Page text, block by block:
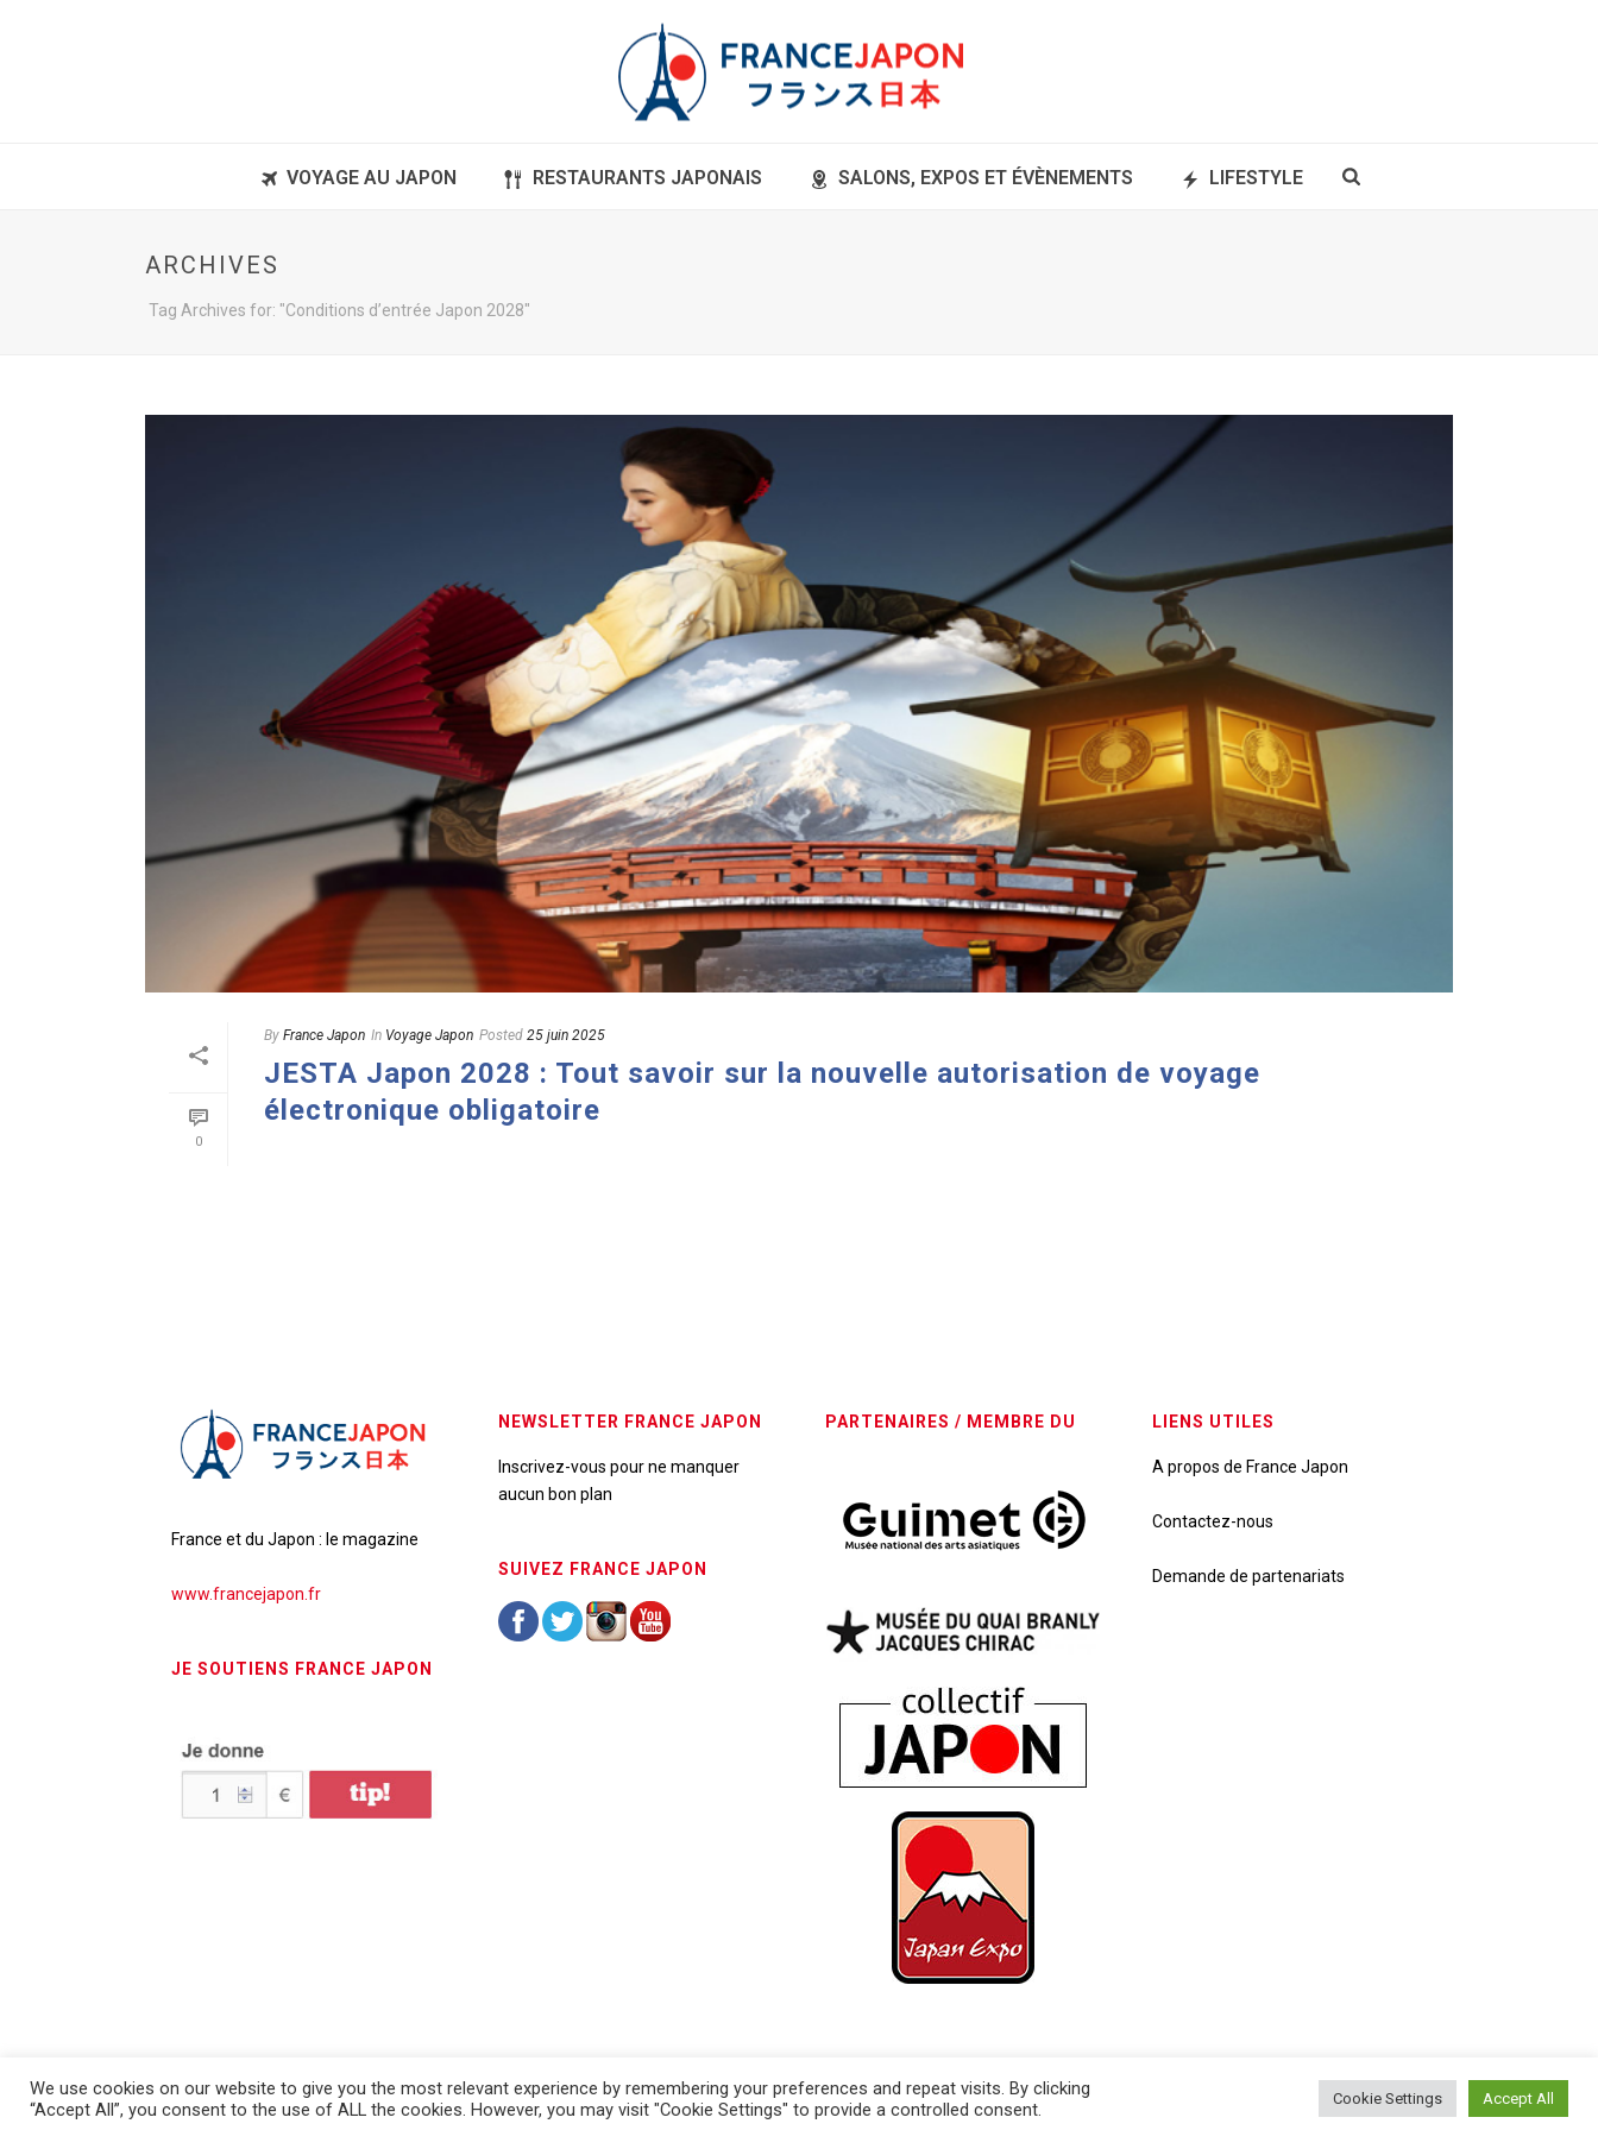
VOYAGE AU JAPON RESTAURANTS JAPONAIS SALONS, EXPOS ET ÉVÈNEMENTS LIFESTYLE
ARCHIVES
Tag Archives for: "Conditions d’entrée Japon 2028"
0
By France Japon In Voyage Japon Posted 25 juin 2025
JESTA Japon 2028 : Tout savoir sur la nouvelle autorisation de voyage
électronique obligatoire
France et du Japon : le magazine
www.francejapon.fr
JE SOUTIENS FRANCE JAPON
NEWSLETTER FRANCE JAPON
Inscrivez-vous pour ne manquer
aucun bon plan
SUIVEZ FRANCE JAPON
PARTENAIRES / MEMBRE DU LIENS UTILES
A propos de France Japon
Contactez-nous
Demande de partenariats
France Japon © 2026 - Tous droits réservés - Mentions légales
We use cookies on our website to give you the most relevant experience by remembering your preferences and repeat visits. By clicking
“Accept All”, you consent to the use of ALL the cookies. However, you may visit "Cookie Settings" to provide a controlled consent.
Cookie Settings Accept All